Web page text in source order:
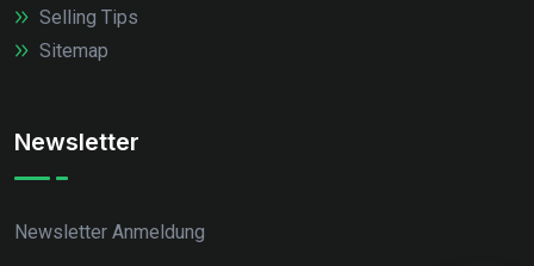
Selling Tips
Sitemap
Newsletter
Newsletter Anmeldung